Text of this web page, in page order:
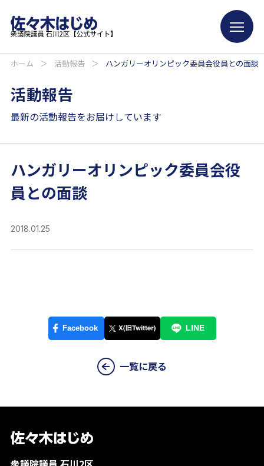
ホーム ＞ 活動報告 ＞ ハンガリーオリンピック委員会役員との面談
活動報告
最新の活動報告をお届けしています
ハンガリーオリンピック委員会役
員との面談
2018.01.25
一覧に戻る